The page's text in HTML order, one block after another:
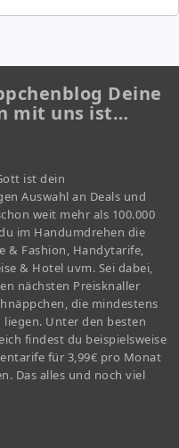
Deine
mit uns ist…
ist dein
Auswahl an Deals und
weit mehr als 100.000
im Handumdrehen die
& Fashion, Handytarife,
& Hotel uvm. Sei dabei,
nächsten Preisknaller
die mindestens
liegen. Unter den besten
findest du beispielsweise
für 3,99€ pro Monat
Das alles und noch viel